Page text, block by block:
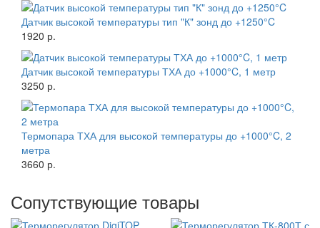
Датчик высокой температуры тип "К" зонд до +1250°C
1920 р.
Датчик высокой температуры ТХА до +1000°C, 1 метр
3250 р.
Термопара ТХА для высокой температуры до +1000°C, 2
метра
3660 р.
Сопутствующие товары